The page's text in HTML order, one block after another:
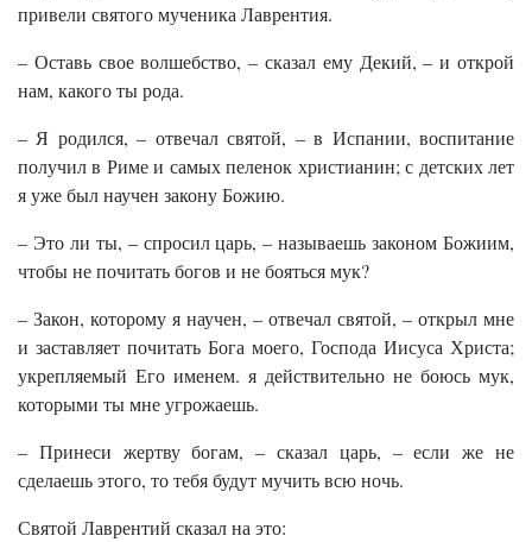
привели святого мученика Лаврентия.
– Оставь свое волшебство, – сказал ему Декий, – и открой
нам, какого ты рода.
– Я родился, – отвечал святой, – в Испании, воспитание
получил в Риме и самых пеленок христианин; с детских лет
я уже был научен закону Божию.
– Это ли ты, – спросил царь, – называешь законом Божиим,
чтобы не почитать богов и не бояться мук?
– Закон, которому я научен, – отвечал святой, – открыл мне
и заставляет почитать Бога моего, Господа Иисуса Христа;
укрепляемый Его именем. я действительно не боюсь мук,
которыми ты мне угрожаешь.
– Принеси жертву богам, – сказал царь, – если же не
сделаешь этого, то тебя будут мучить всю ночь.
Святой Лаврентий сказал на это: